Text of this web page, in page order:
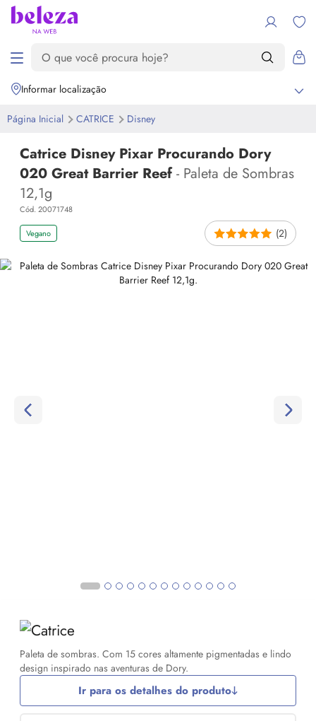
Informar localização
Página Inicial CATRICE Disney
Catrice Disney Pixar Procurando Dory
020 Great Barrier Reef- Paleta de Sombras
12,1g
Cód. 20071748
Vegano (2)
Paleta de sombras. Com 15 cores altamente pigmentadas e lindo
design inspirado nas aventuras de Dory.
Ir para os detalhes do produto